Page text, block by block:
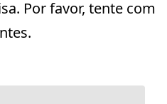
Por favor, tente com